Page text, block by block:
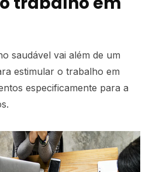
saudável vai além de um
estimular o trabalho em
especificamente para a